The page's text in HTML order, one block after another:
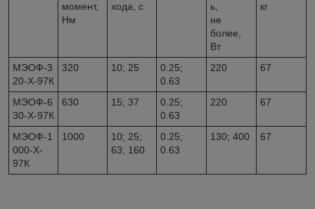
момент,
Нм
хода, с
ь,
не
более,
Вт
кг
МЭОФ-3
20-X-97К
320 10; 25
0.25;
0.63
220 67
МЭОФ-6
30-X-97К
630 15; 37
0.25;
0.63
220 67
МЭОФ-1
000-X-
97К
1000
10; 25;
63; 160
0.25;
0.63
130; 400 67